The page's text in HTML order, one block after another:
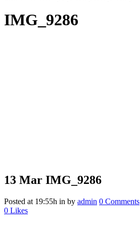
IMG_9286
13 Mar IMG_9286
Posted at 19:55h in by admin 0 Comments
0 Likes